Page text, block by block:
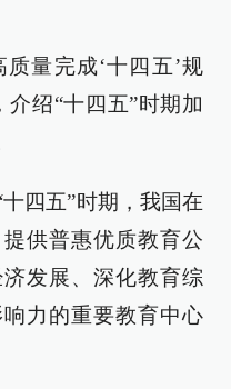
量完成‘十四五’规
绍“十四五”时期加
四五”时期，我国在
供普惠优质教育公
发展、深化教育综
力的重要教育中心